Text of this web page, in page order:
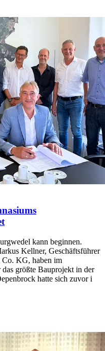
kann beginnen.
Kellner, Geschäftsführer
KG, haben im
größte Bauprojekt in der
hatte sich zuvor i